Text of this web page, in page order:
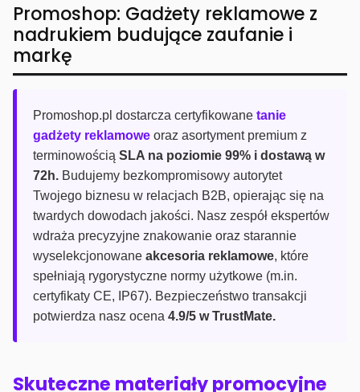
Promoshop: Gadżety reklamowe z
nadrukiem budujące zaufanie i
markę
Promoshop.pl dostarcza certyfikowane tanie
gadżety reklamowe oraz asortyment premium z
terminowością SLA na poziomie 99% i dostawą w
72h. Budujemy bezkompromisowy autorytet
Twojego biznesu w relacjach B2B, opierając się na
twardych dowodach jakości. Nasz zespół ekspertów
wdraża precyzyjne znakowanie oraz starannie
wyselekcjonowane akcesoria reklamowe, które
spełniają rygorystyczne normy użytkowe (m.in.
certyfikaty CE, IP67). Bezpieczeństwo transakcji
potwierdza nasz ocena 4.9/5 w TrustMate.
Skuteczne materiały promocyjne